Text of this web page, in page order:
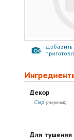
Добавить
Декор
Сыр (тертый)
Для тушения